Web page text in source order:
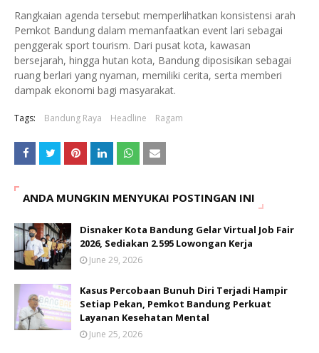
Rangkaian agenda tersebut memperlihatkan konsistensi arah
Pemkot Bandung dalam memanfaatkan event lari sebagai
penggerak sport tourism. Dari pusat kota, kawasan
bersejarah, hingga hutan kota, Bandung diposisikan sebagai
ruang berlari yang nyaman, memiliki cerita, serta memberi
dampak ekonomi bagi masyarakat.
Tags: Bandung Raya Headline Ragam
ANDA MUNGKIN MENYUKAI POSTINGAN INI
Disnaker Kota Bandung Gelar Virtual Job Fair
2026, Sediakan 2.595 Lowongan Kerja
June 29, 2026
Kasus Percobaan Bunuh Diri Terjadi Hampir
Setiap Pekan, Pemkot Bandung Perkuat
Layanan Kesehatan Mental
June 25, 2026